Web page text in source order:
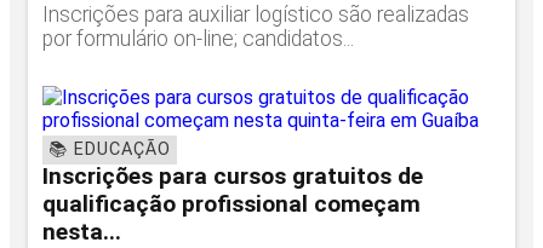
Inscrições para auxiliar logístico são realizadas
por formulário on-line; candidatos...
📚 EDUCAÇÃO
Inscrições para cursos gratuitos de
qualificação profissional começam
nesta...